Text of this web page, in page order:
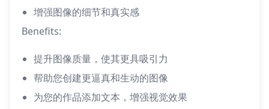
增强图像的细节和真实感
Benefits:
提升图像质量，使其更具吸引力
帮助您创建更逼真和生动的图像
为您的作品添加文本，增强视觉效果